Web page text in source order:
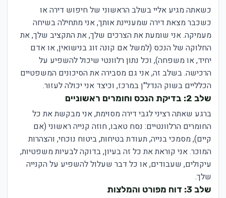
כשאתה מגיע אליי בשלב הראשוני של חיפוש דירה או
כשכבר מצאת דירה שמעניינת אותך, אני מתחילה בשיחה
מעמיקה. אני שומעת את הצרכים שלך, את התקציב שלך, את
החלוקה של הנכס (למשל אם קונה זוג בנישואין, או אדם
יחיד, או משפחה), וכל נתון רלוונטי שיכול להשפיע על
הרכישה. בשלב זה, אני גם מסבירה את הסיכונים המשפטיים
הכלליים בשוק הנדל"ן במרכז, וכיצד אני יכולה לעזור.
שלב 2: בדיקת הנכס וחומרים ראשוניים
ברגע שאתה רציני לגבי דירה מסוימת, אני מבקשת את כל
החומרים הרלוונטיים: נסח טאבו, חוזה קנייה ראשוני (אם
קיים), מסמכי בנייה, תעודת בטיחות, ביטוח נוכחי, והצהרות
המוכר. אני קוראת את כל זה בעיון, בדוקה לבעיות משפטיות,
עיקולים, שעבודים, או כל דבר שעלול להשפיע על הקנייה
שלך.
שלב 3: דוח מפורט והמלצות